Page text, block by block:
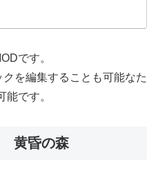
です。
を編集することも可能なた
です。
黄昏の森